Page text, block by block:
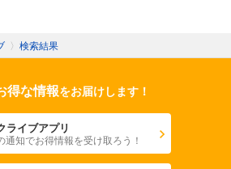
〉 検索結果
得な情報をお届けします！
ライブアプリ
通知でお得情報を受け取ろう！